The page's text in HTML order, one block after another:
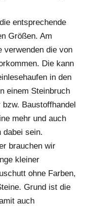
entsprechende
Größen. Am
verwenden die von
Die kann
in den
einem Steinbruch
Baustoffhandel
mehr und auch
dabei sein.
brauchen wir
kleiner
ohne Farben,
Grund ist die
auch